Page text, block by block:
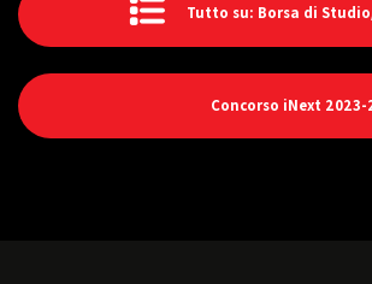
Tutto su: Borsa di
Concorso iNext 2023-